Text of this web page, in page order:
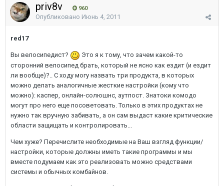
priv8v 960
Опубликовано Июнь 4, 2011
red17
Вы велосипедист?
Это я к тому, что зачем какой-то
сторонний велосипед брать, который не ясно как ездит (и ездит
ли вообще)?.. С ходу могу назвать три продукта, в которых
можно делать аналогичные жесткие настройки (кому что
можно): каспер, онлайн-солюшнс, аутпост. Знатоки комодо
могут про него еще посоветовать. Только в этих продуктах не
нужно так вручную забивать, а он сам выдаст какие критические
области защищать и контролировать...
Чем хуже? Перечислите необходимые на Ваш взгляд функции/
настройки, которые должны иметь такие программы и мы
вместе подумаем как это реализовать можно средствами
системы и обычных комбайнов.